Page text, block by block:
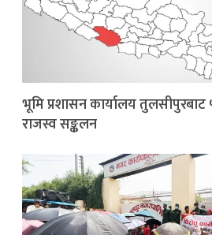
भूमि प्रशासन कार्यालय
राजस्व सङ्कलन